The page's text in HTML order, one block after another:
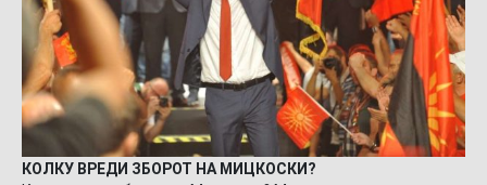
КОЛКУ ВРЕДИ ЗБОРОТ НА МИЦКОСКИ?